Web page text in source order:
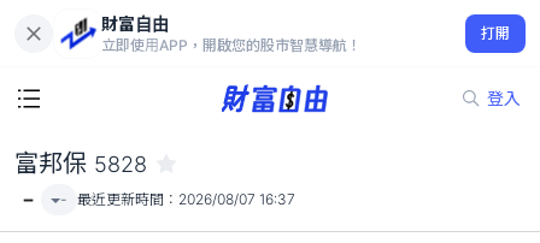
財富自由
立即使用APP，開啟您的股市智慧導航！
打開
登入
-
富邦保 5828
- - 最近更新時間： 2026/08/07 16:37